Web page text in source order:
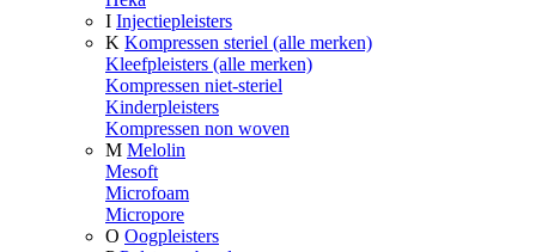
I Injectiepleisters
K Kompressen steriel (alle merken)
Kleefpleisters (alle merken)
Kompressen niet-steriel
Kinderpleisters
Kompressen non woven
M Melolin
Mesoft
Microfoam
Micropore
O Oogpleisters